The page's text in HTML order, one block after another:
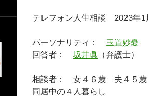
テレフォン人生相談 2023年
パーソナリティ： 玉置妙憂
回答者： 坂井眞 （弁護士）
相談者： 女４６歳 夫４５
同居中の４人暮らし